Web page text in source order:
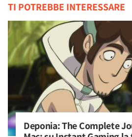
TI POTREBBE INTERESSARE
Deponia: The Complete